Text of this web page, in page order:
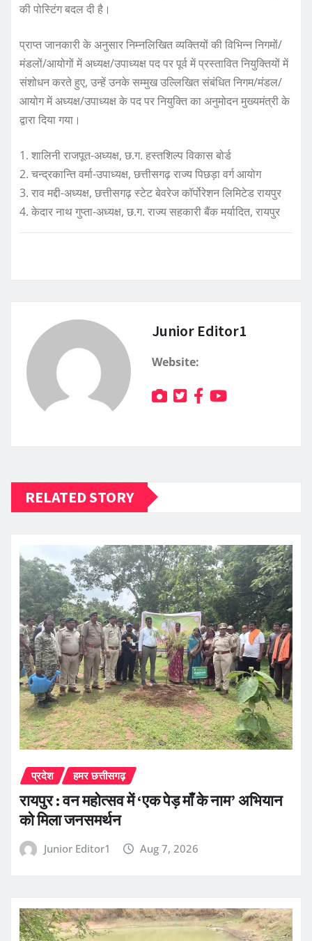
की पोस्टिंग बदल दी है।
प्राप्त जानकारी के अनुसार निम्नलिखित व्यक्तियों की विभिन्न निगमों/
मंडलों/आयोगों में अध्यक्ष/उपाध्यक्ष पद पर पूर्व में प्रस्तावित नियुक्तियों में
संशोधन करते हुए, उन्हें उनके सम्मुख उल्लिखित संबंधित निगम/मंडल/
आयोग में अध्यक्ष/उपाध्यक्ष के पद पर नियुक्ति का अनुमोदन मुख्यमंत्री के
द्वारा दिया गया।
1. शालिनी राजपूत-अध्यक्ष, छ.ग. हस्तशिल्प विकास बोर्ड
2. चन्द्रकान्ति वर्मा-उपाध्यक्ष, छत्तीसगढ़ राज्य पिछड़ा वर्ग आयोग
3. राव मद्दी-अध्यक्ष, छत्तीसगढ़ स्टेट बेवरेज कॉर्पोरेशन लिमिटेड रायपुर
4. केदार नाथ गुप्ता-अध्यक्ष, छ.ग. राज्य सहकारी बैंक मर्यादित, रायपुर
Junior Editor1
Website:
RELATED STORY
प्रदेश हमर छत्तीसगढ़
रायपुर : वन महोत्सव में ‘एक पेड़ माँ के नाम’ अभियान
को मिला जनसमर्थन
Junior Editor1 Aug 7, 2026